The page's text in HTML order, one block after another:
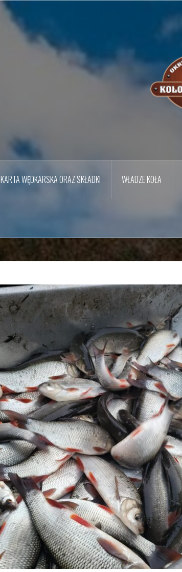
KARTA WĘDKARSKA ORAZ SKŁADKI WŁADZE KOŁA